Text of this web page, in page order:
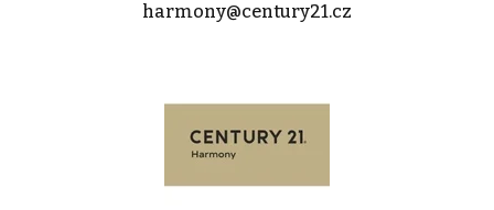
harmony@century21.cz